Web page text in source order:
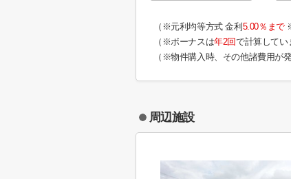
（※元利均等方式 金利 5.00％まで
（※ボーナスは年2回で計算してい
（※物件購入時、その他諸費用が
周辺施設